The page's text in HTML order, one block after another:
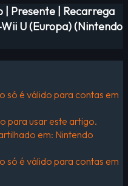
Presente | Recarrega
U (Europa) (Nintendo
só é válido para contas em
para usar este artigo.
em: Nintendo
só é válido para contas em